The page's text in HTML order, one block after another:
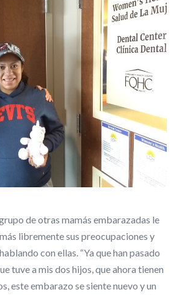
de otras mamás embarazadas le
libremente sus preocupaciones y
con ellas. “Ya que han pasado
tuve a mis dos hijos, que ahora tienen
este embarazo se siente nuevo y un